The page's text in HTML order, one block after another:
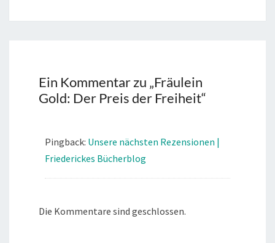
Ein Kommentar zu „Fräulein
Gold: Der Preis der Freiheit“
Pingback: Unsere nächsten Rezensionen |
Friederickes Bücherblog
Die Kommentare sind geschlossen.